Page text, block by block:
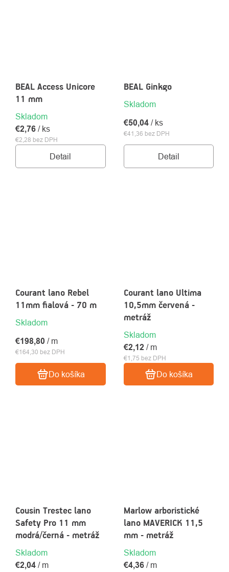
BEAL Access Unicore
11 mm
Skladom
€2,28 bez DPH
€2,76 / ks
Detail
BEAL Ginkgo
Skladom
€41,36 bez DPH
€50,04 / ks
Detail
Courant lano Rebel
11mm fialová - 70 m
Skladom
€164,30 bez DPH
€198,80 / m
Do košíka
Courant lano Ultima
10,5mm červená -
metráž
Skladom
€1,75 bez DPH
€2,12 / m
Do košíka
Cousin Trestec lano
Safety Pro 11 mm
modrá/černá - metráž
Skladom
€2,04 / m
Marlow arboristické
lano MAVERICK 11,5
mm - metráž
Skladom
€4,36 / m